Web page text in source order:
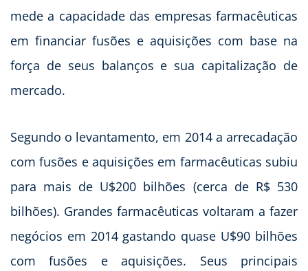
mede a capacidade das empresas farmacêuticas
em financiar fusões e aquisições com base na
força de seus balanços e sua capitalização de
mercado.
Segundo o levantamento, em 2014 a arrecadação
com fusões e aquisições em farmacêuticas subiu
para mais de U$200 bilhões (cerca de R$ 530
bilhões). Grandes farmacêuticas voltaram a fazer
negócios em 2014 gastando quase U$90 bilhões
com fusões e aquisições. Seus principais